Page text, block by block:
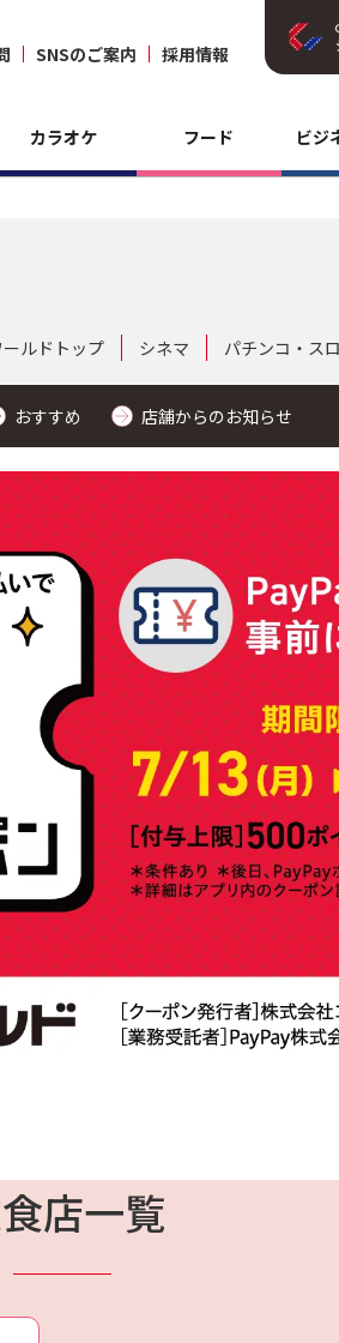
SNSのご案内 採用情報
カラオケ フード ビジ
ールドトップ シネマ パチンコ・ス
おすすめ 店舗からのお知らせ
店一覧